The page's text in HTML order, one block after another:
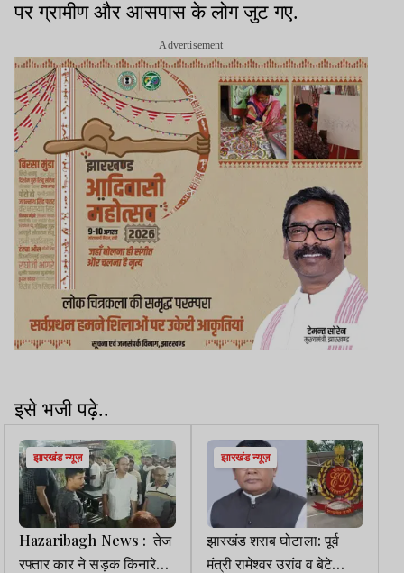
पर ग्रामीण और आसपास के लोग जुट गए.
Advertisement
इसे भजी पढ़े..
झारखंड न्यूज़
Hazaribagh News : तेज
रफ्तार कार ने सड़क किनारे
झारखंड न्यूज़
झारखंड शराब घोटाला: पूर्व
मंत्री रामेश्वर उरांव व बेटे